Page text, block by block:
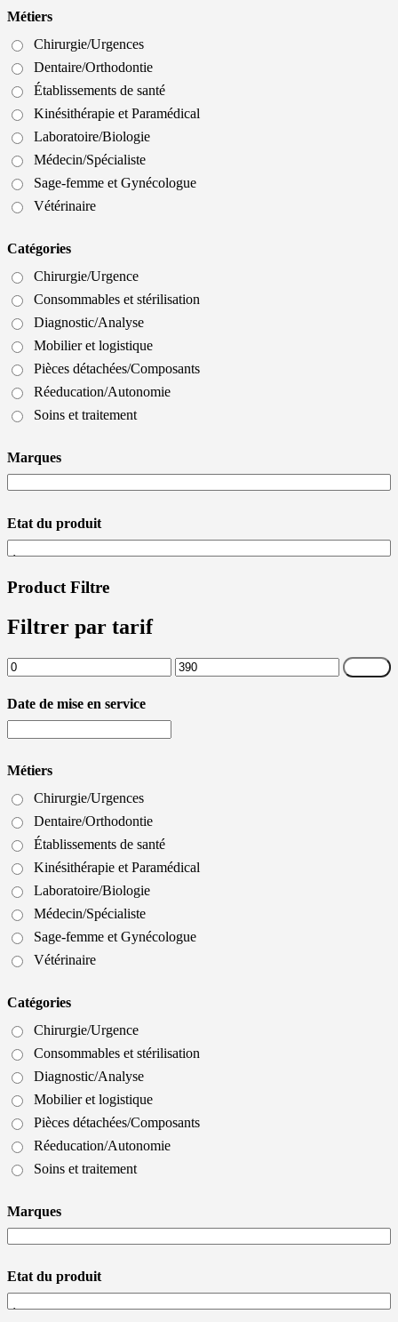
Métiers
Chirurgie/Urgences
Dentaire/Orthodontie
Établissements de santé
Kinésithérapie et Paramédical
Laboratoire/Biologie
Médecin/Spécialiste
Sage-femme et Gynécologue
Vétérinaire
Catégories
Chirurgie/Urgence
Consommables et stérilisation
Diagnostic/Analyse
Mobilier et logistique
Pièces détachées/Composants
Réeducation/Autonomie
Soins et traitement
Marques
Etat du produit
Product Filtre
Filtrer par tarif
Prix
min
Prix
max
Date de mise en service
Métiers
Chirurgie/Urgences
Dentaire/Orthodontie
Établissements de santé
Kinésithérapie et Paramédical
Laboratoire/Biologie
Médecin/Spécialiste
Sage-femme et Gynécologue
Vétérinaire
Catégories
Chirurgie/Urgence
Consommables et stérilisation
Diagnostic/Analyse
Mobilier et logistique
Pièces détachées/Composants
Réeducation/Autonomie
Soins et traitement
Marques
Etat du produit